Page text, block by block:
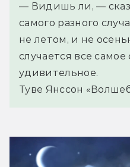
— Видишь ли, —
самого разного
не летом, и не
случается все
удивительное.
Туве Янссон